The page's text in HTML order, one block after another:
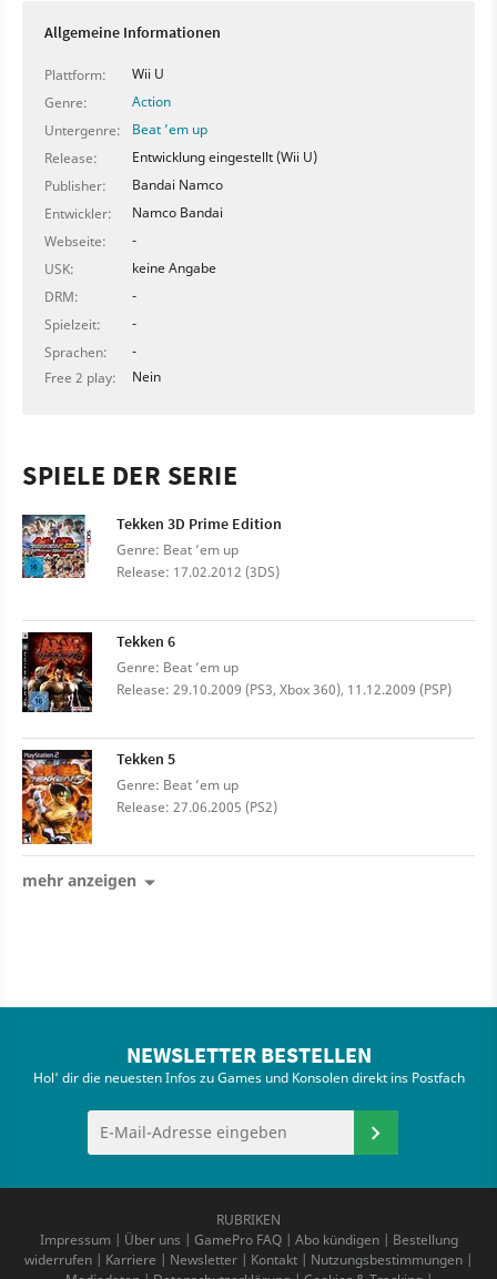
Allgemeine Informationen
Plattform:
Wii U
Genre:
Action
Untergenre:
Beat ’em up
Release:
Entwicklung eingestellt (Wii U)
Publisher:
Bandai Namco
Entwickler:
Namco Bandai
Webseite:
-
USK:
keine Angabe
DRM:
-
Spielzeit:
-
Sprachen:
-
Free 2 play:
Nein
SPIELE DER SERIE
Tekken 3D Prime Edition
Genre: Beat ’em up
Release: 17.02.2012 (3DS)
Tekken 6
Genre: Beat ’em up
Release: 29.10.2009 (PS3, Xbox 360), 11.12.2009 (PSP)
Tekken 5
Genre: Beat ’em up
Release: 27.06.2005 (PS2)
mehr anzeigen
NEWSLETTER BESTELLEN
Hol' dir die neuesten Infos zu Games und Konsolen direkt ins Postfach
RUBRIKEN
Impressum| Über uns | GamePro FAQ| Abo kündigen| Bestellung
widerrufen | Karriere | Newsletter | Kontakt | Nutzungsbestimmungen |